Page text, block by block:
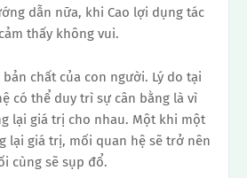
dẫn nữa, khi Cao lợi dụng tác
thấy không vui.
bản chất của con người. Lý do tại
có thể duy trì sự cân bằng là vì
lại giá trị cho nhau. Một khi một
lại giá trị, mối quan hệ sẽ trở nên
cùng sẽ sụp đổ.